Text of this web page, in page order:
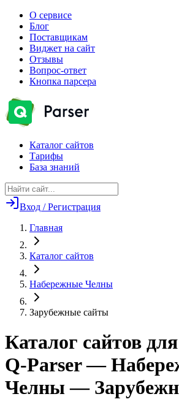
О сервисе
Блог
Поставщикам
Виджет на сайт
Отзывы
Вопрос-ответ
Кнопка парсера
Каталог сайтов
Тарифы
База знаний
Вход / Регистрация
Главная
Каталог сайтов
Набережные Челны
Зарубежные сайты
Каталог сайтов
Q-Parser—
Челны —